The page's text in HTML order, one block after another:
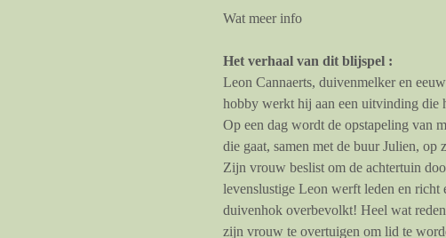
Wat meer info
Het verhaal van dit blijspel :
Leon Cannaerts, duivenmelker en
hobby werkt hij aan een uitvinding die
Op een dag wordt de opstapeling van
die gaat, samen met de buur Julien, op
Zijn vrouw beslist om de achtertuin
levenslustige Leon werft leden en
duivenhok overbevolkt! Heel wat
zijn vrouw te overtuigen om lid te